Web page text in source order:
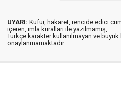
UYARI: Küfür, hakaret, rencide edici
içeren, imla kuralları ile yazılmamış,
Türkçe karakter kullanılmayan ve büyük
onaylanmamaktadır.